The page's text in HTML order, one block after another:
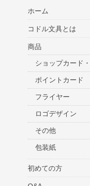
ホーム
コドル文具とは
商品
ショップカード
ポイントカード
フライヤー
ロゴデザイン
その他
包装紙
初めての方